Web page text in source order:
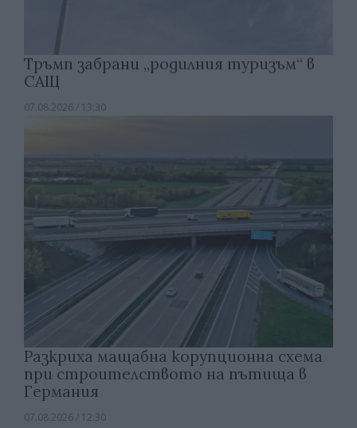
Тръмп забрани „родилния туризъм“ в
САЩ
07.08.2026 / 13:30
Разкриха мащабна корупционна схема
при строителството на пътища в
Германия
07.08.2026 / 12:30